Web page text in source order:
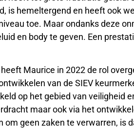
is hemeltergend en heeft ook
toe. Maar ondanks deze
en body te geven. Een
Maurice in 2022 de rol
van de SIEV
op het gebied van veiligheid
maar ook via het
om geen zaken te verwarren, is